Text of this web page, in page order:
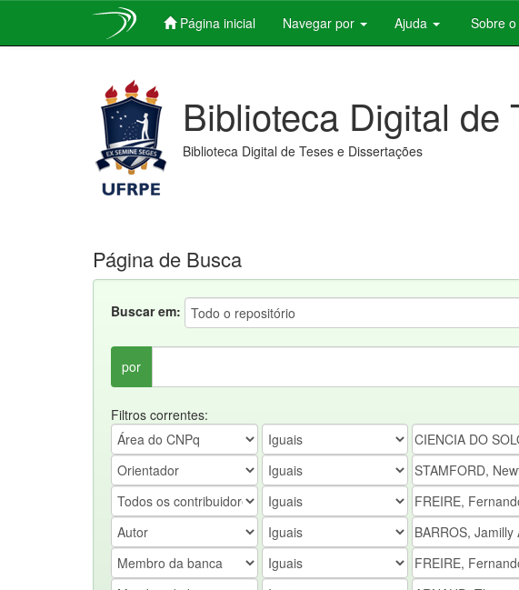
Página inicial Navegar por Ajuda Sobre
Biblioteca Digital de
Biblioteca Digital de Teses e Dissertações
Página de Busca
Buscar em:
por
Filtros correntes: